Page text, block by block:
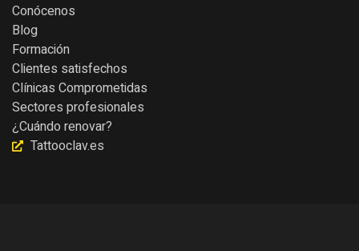
Conócenos
Blog
Formación
Clientes satisfechos
Clínicas Comprometidas
Sectores profesionales
¿Cuándo renovar?
Tattooclav.es